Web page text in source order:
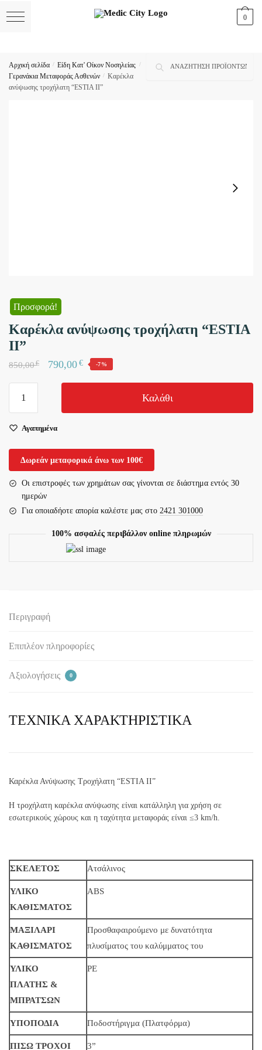
Αναζήτηση
0
Αρχική σελίδα / Είδη Κατ' Οίκον Νοσηλείας /
Γερανάκια Μεταφοράς Ασθενών / Καρέκλα
ανύψωσης τροχήλατη “ESTIA II”
Προσφορά!
Καρέκλα ανύψωσης τροχήλατη “ESTIA
II”
850,00€ 790,00€ -7%
ανύψωσης
“ESTIA
ποσότητα
Καλάθι
Αγαπημένα
Δωρεάν μεταφορικά άνω των 100€
Οι επιστροφές των χρημάτων σας γίνονται σε διάστημα εντός 30
ημερών
Για οποιαδήοτε απορία καλέστε μας στο 2421 301000
100% ασφαλές περιβάλλον online πληρωμών
Περιγραφή
Επιπλέον πληροφορίες
Αξιολογήσεις 0
ΤΕΧΝΙΚΑ ΧΑΡΑΚΤΗΡΙΣΤΙΚΑ
Καρέκλα Ανύψωσης Τροχήλατη “ESTIA II”
Η τροχήλατη καρέκλα ανύψωσης είναι κατάλληλη για χρήση σε
εσωτερικούς χώρους και η ταχύτητα μεταφοράς είναι ≤3 km/h.
ΣΚΕΛΕΤΟΣ Ατσάλινος
ΥΛΙΚΟ
ΚΑΘΙΣΜΑΤΟΣ
ABS
ΜΑΞΙΛΑΡΙ
ΚΑΘΙΣΜΑΤΟΣ
Προσθαφαιρούμενο με δυνατότητα
πλυσίματος του καλύμματος του
ΥΛΙΚΟ
ΠΛΑΤΗΣ &
ΜΠΡΑΤΣΩΝ
PE
ΥΠΟΠΟΔΙΑ Ποδοστήριγμα (Πλατφόρμα)
ΠΙΣΩ ΤΡΟΧΟΙ 3”